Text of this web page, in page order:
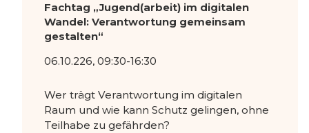
Fachtag „Jugend(arbeit) im digitalen
Wandel: Verantwortung gemeinsam
gestalten“
06.10.226, 09:30-16:30
Wer trägt Verantwortung im digitalen
Raum und wie kann Schutz gelingen, ohne
Teilhabe zu gefährden?